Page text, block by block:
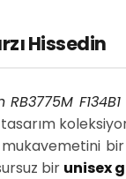
Hissedin
mukavemetini
bir unisex